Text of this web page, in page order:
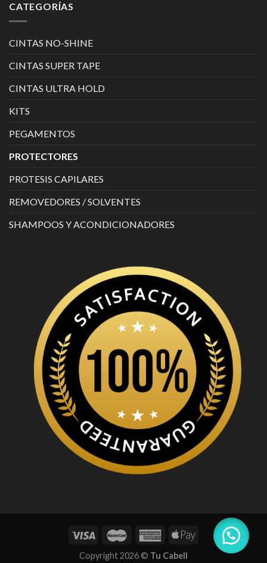
CATEGORÍAS
CINTAS NO-SHINE
CINTAS SUPER TAPE
CINTAS ULTRA HOLD
KITS
PEGAMENTOS
PROTECTORES
PROTESIS CAPILARES
REMOVEDORES / SOLVENTES
SHAMPOOS Y ACONDICIONADORES
Copyright 2026 © Tu Cabell